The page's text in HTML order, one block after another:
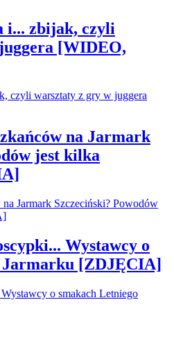
i... zbijak, czyli
[WIDEO,
na Jarmark
jest kilka
Wystawcy o
Jarmarku [ZDJĘCIA]